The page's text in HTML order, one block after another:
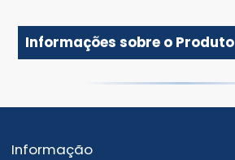
Informações sobre o Produto
Informação